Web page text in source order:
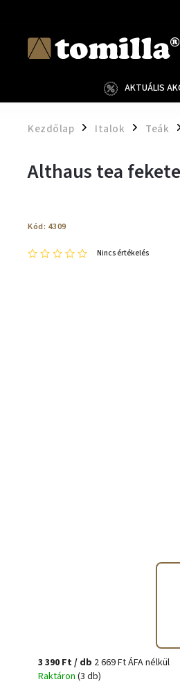
AKTUÁLIS
Kezdőlap / Italok / Teák /
Althaus tea
Kód: 4309
Nincs értékelés
3 390 Ft/ db 2 669 Ft ÁFA nélkül
Raktáron (3 db)